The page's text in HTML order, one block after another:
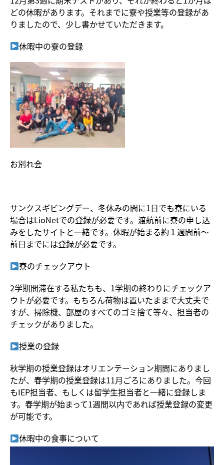
どの休暇があります。それまでに寮や授業等の登録があ
りましたので、少し書かせていただきます。
休暇中の寮の登録
お別れ会
サンクスギビングデー、冬休みの間に1日でも寮にいる
場合はLioNetでの登録が必要です。渡航前に寮の申し込
みをしたサイトと一緒です。休暇が始まる約１週間前～
前日までには登録が必要です。
寮のチェックアウト
2学期間滞在する私たちも、1学期の終わりにチェックア
ウトが必要です。もちろん荷物は置いたままで大丈夫で
すが、掃除機、部屋のすべてのゴミ捨て等々、担当者の
チェックがありました。
授業の登録
秋学期の授業登録はオリエンテーション期間にありまし
たが、春学期の授業登録は11月ごろにありました。今回
もIEP担当者、もしくは留学生担当者と一緒に登録しま
す。春学期が始まって1週間以内であれば授業登録の変更
が可能です。
休暇中の食事について